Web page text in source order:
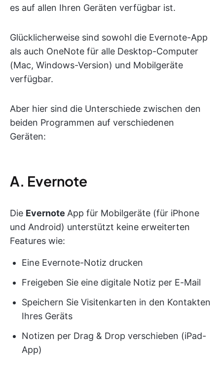
es auf allen Ihren Geräten verfügbar ist.
Glücklicherweise sind sowohl die Evernote-App
als auch OneNote für alle Desktop-Computer
(Mac, Windows-Version) und Mobilgeräte
verfügbar.
Aber hier sind die Unterschiede zwischen den
beiden Programmen auf verschiedenen
Geräten:
A. Evernote
Die Evernote App für Mobilgeräte (für iPhone
und Android) unterstützt keine erweiterten
Features wie:
Eine Evernote-Notiz drucken
Freigeben Sie eine digitale Notiz per E-Mail
Speichern Sie Visitenkarten in den Kontakten
Ihres Geräts
Notizen per Drag & Drop verschieben (iPad-
App)